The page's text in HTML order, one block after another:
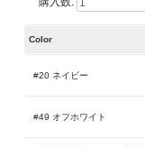
Color
#20 ネイビー
#49 オフホワイト